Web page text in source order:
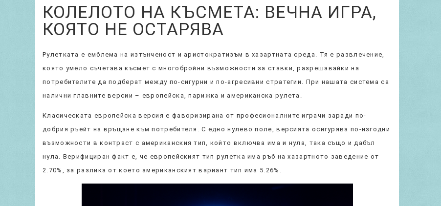
КОЛЕЛОТО НА КЪСМЕТА: ВЕЧНА ИГРА,
КОЯТО НЕ ОСТАРЯВА
Рулетката е емблема на изтънченост и аристократизъм в хазартната среда. Тя е развлечение,
която умело съчетава късмет с многобройни възможности за ставки, разрешавайки на
потребителите да подберат между по-сигурни и по-агресивни стратегии. При нашата система са
налични главните версии – европейска, парижка и американска рулета.
Класическата европейска версия е фаворизирана от професионалните играчи заради по-
добрия ръейт на връщане към потребителя. С едно нулево поле, версията осигурява по-изгодни
възможности в контраст с американския тип, който включва има и нула, така също и дабъл
нула. Верифициран факт е, че европейският тип рулетка има ръб на хазартното заведение от
2.70%, за разлика от което американският вариант тип има 5.26%.